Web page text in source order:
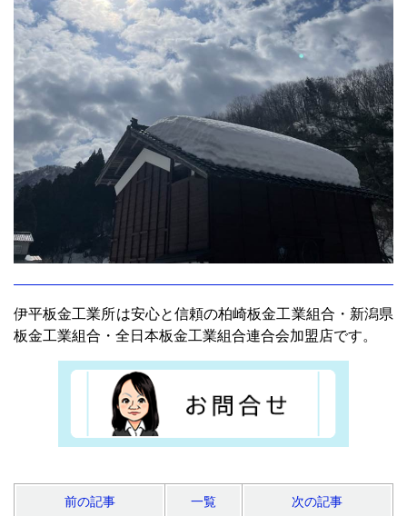
伊平板金工業所は安心と信頼の柏崎板金工業組合・新潟県
板金工業組合・全日本板金工業組合連合会加盟店です。
前の記事 一覧 次の記事